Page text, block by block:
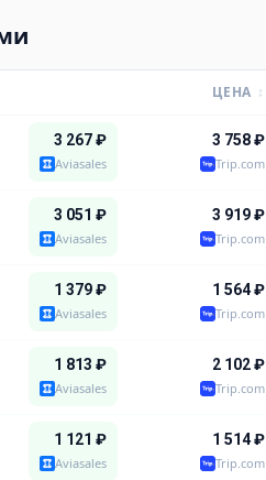
ЦЕНА ↕
3 267₽
Aviasales
3 758₽
Trip.com
3 051 ₽
Aviasales
3 919₽
Trip.com
1 379₽
Aviasales
1 564₽
Trip.com
1 813 ₽
Aviasales
2 102₽
Trip.com
1 121 ₽
Aviasales
1 514₽
Trip.com